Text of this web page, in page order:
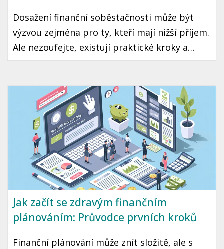
Dosažení finanční soběstačnosti může být
výzvou zejména pro ty, kteří mají nižší příjem.
Ale nezoufejte, existují praktické kroky a
strategie, které vám mohou pomoci tento cíl
šetřit a investovat i s omezeným rozpočtem.
Jak začít se zdravým finančním
plánováním: Průvodce prvních kroků
Finanční plánování může znít složitě, ale s